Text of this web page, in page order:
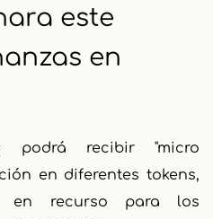
este
en
podrá recibir "micro
en diferentes tokens,
en recurso para los